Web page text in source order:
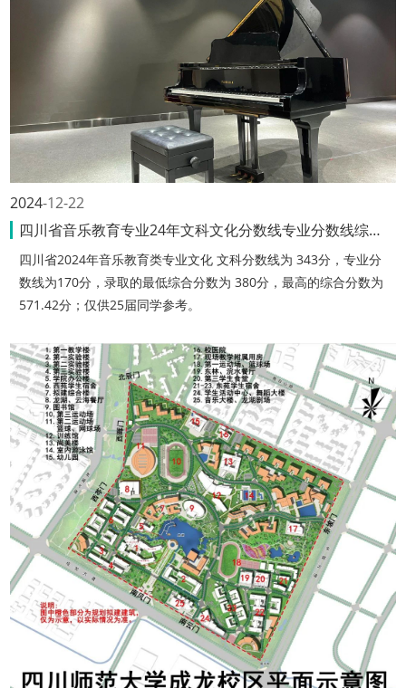
12-22
2024
四川省音乐教育专业24年文科文化分数线专业分数线综合分数是多少？
四川省2024年音乐教育类专业文化 文科分数线为 343分，专业分
数线为170分，录取的最低综合分数为 380分，最高的综合分数为
571.42分；仅供25届同学参考。